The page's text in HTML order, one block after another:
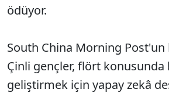
ödüyor.
South China Morning
Çinli gençler, flört
geliştirmek için yapay zekâ